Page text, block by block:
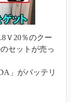
Ｖ20％のクー
セットが売っ
」がバッテリ